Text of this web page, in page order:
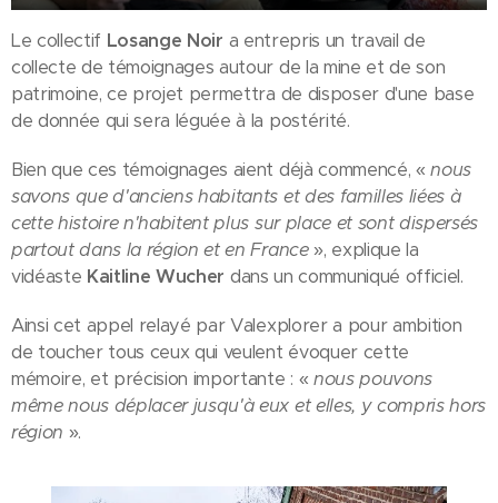
Le collectif Losange Noir a entrepris un travail de
collecte de témoignages autour de la mine et de son
patrimoine, ce projet permettra de disposer d'une base
de donnée qui sera léguée à la postérité.
Bien que ces témoignages aient déjà commencé, «nous
savons que d'anciens habitants et des familles liées à
cette histoire n'habitent plus sur place et sont dispersés
partout dans la région et en France», explique la
vidéaste Kaitline Wucher dans un communiqué officiel.
Ainsi cet appel relayé par Valexplorer a pour ambition
de toucher tous ceux qui veulent évoquer cette
mémoire, et précision importante : « nous pouvons
même nous déplacer jusqu'à eux et elles, y compris hors
région ».